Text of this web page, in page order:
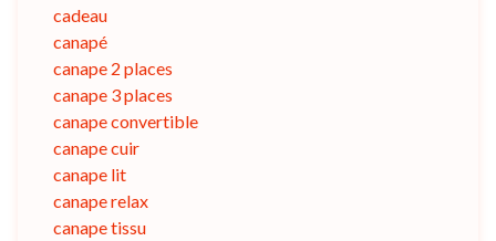
cadeau
canapé
canape 2 places
canape 3 places
canape convertible
canape cuir
canape lit
canape relax
canape tissu